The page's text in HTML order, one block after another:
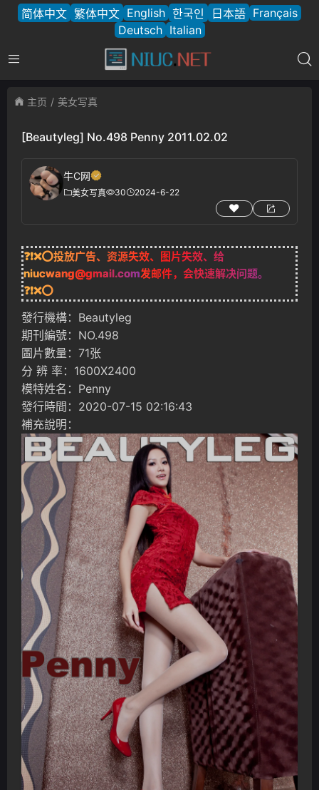
简体中文 繁体中文 English 한국인 日本語 Français
Deutsch Italian
主页 美女写真
[Beautyleg] No.498 Penny 2011.02.02
牛C网
美女写真 30 2024-6-22
❓❗❌⭕投放广告、资源失效、图片失效、给
niucwang@gmail.com发邮件，会快速解决问题。
❓❗❌⭕
發行機構：Beautyleg
期刊編號：NO.498
圖片數量：71张
分 辨 率：1600X2400
模特姓名：Penny
發行時間：2020-07-15 02:16:43
補充說明：